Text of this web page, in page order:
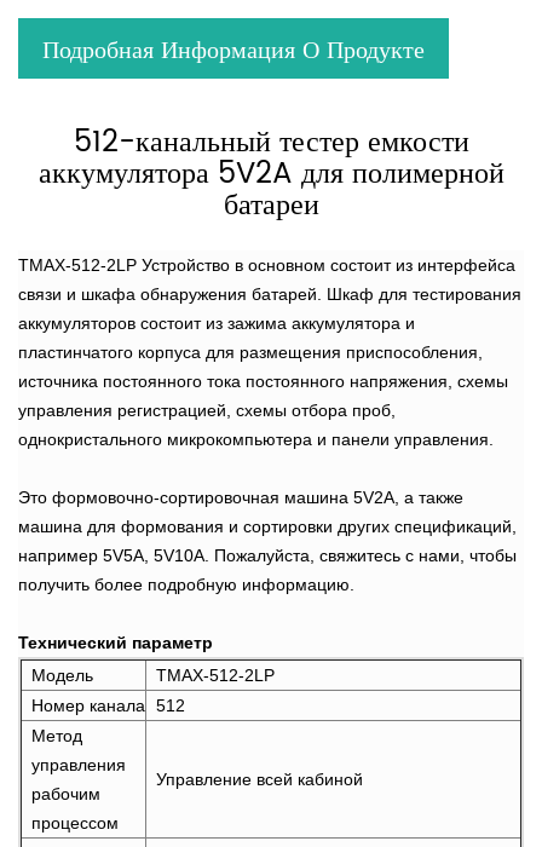
Подробная Информация О Продукте
512-канальный тестер емкости
аккумулятора 5V2A для полимерной
батареи
TMAX-512-2LP Устройство в основном состоит из интерфейса
связи и шкафа обнаружения батарей. Шкаф для тестирования
аккумуляторов состоит из зажима аккумулятора и
пластинчатого корпуса для размещения приспособления,
источника постоянного тока постоянного напряжения, схемы
управления регистрацией, схемы отбора проб,
однокристального микрокомпьютера и панели управления.
Это формовочно-сортировочная машина 5V2A, а также
машина для формования и сортировки других спецификаций,
например 5V5A, 5V10A. Пожалуйста, свяжитесь с нами, чтобы
получить более подробную информацию.
Технический параметр
Модель
TMAX-512-2LP
Номер канала
512
Метод
управления
рабочим
процессом
Управление всей кабиной